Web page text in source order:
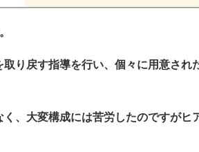
り戻す指導を行い、個々に用意され
、大変構成には苦労したのですがヒ